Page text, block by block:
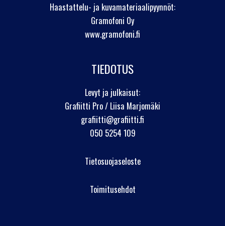
Haastattelu- ja kuvamateriaalipyynnöt:
Gramofoni Oy
www.gramofoni.fi
TIEDOTUS
Levyt ja julkaisut:
Grafiitti Pro / Liisa Marjomäki
grafiitti@grafiitti.fi
050 5254 109
Tietosuojaseloste
Toimitusehdot